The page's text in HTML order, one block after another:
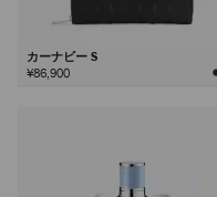
カーナビー S
¥86,900